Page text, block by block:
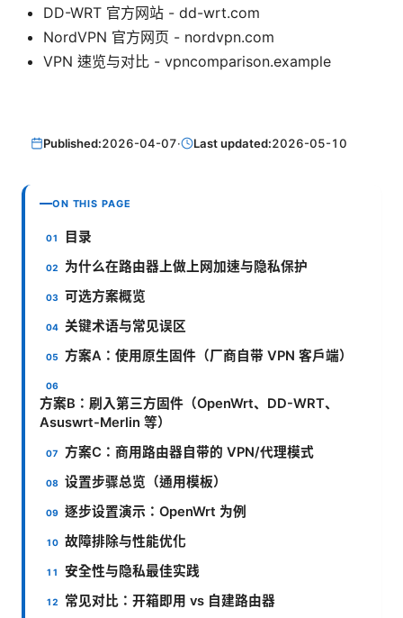
DD-WRT 官方网站 - dd-wrt.com
NordVPN 官方网页 - nordvpn.com
VPN 速览与对比 - vpncomparison.example
Published:2026-04-07· Last updated:2026-05-10
ON THIS PAGE
目录
为什么在路由器上做上网加速与隐私保护
可选方案概览
关键术语与常见误区
方案A：使用原生固件（厂商自带 VPN 客户端）
方案B：刷入第三方固件（OpenWrt、DD-WRT、
Asuswrt-Merlin 等）
方案C：商用路由器自带的 VPN/代理模式
设置步骤总览（通用模板）
逐步设置演示：OpenWrt 为例
故障排除与性能优化
安全性与隐私最佳实践
常见对比：开箱即用 vs 自建路由器